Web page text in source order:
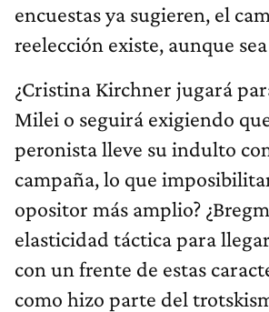
encuestas ya sugieren, el
reelección existe, aunque
¿Cristina Kirchner jugará
Milei o seguirá exigiendo
peronista lleve su indulto
campaña, lo que
opositor más amplio?
elasticidad táctica para
con un frente de estas
como hizo parte del